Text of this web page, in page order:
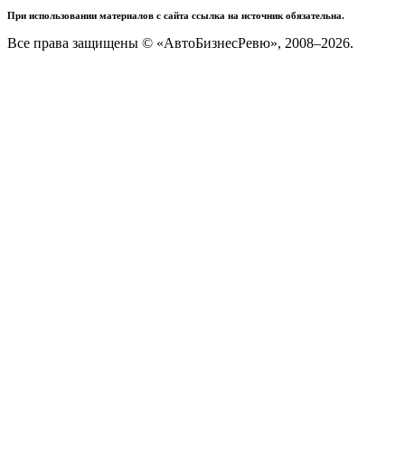
При использовании материалов с сайта ссылка на источник обязательна.
Все права защищены © «АвтоБизнесРевю», 2008–2026.